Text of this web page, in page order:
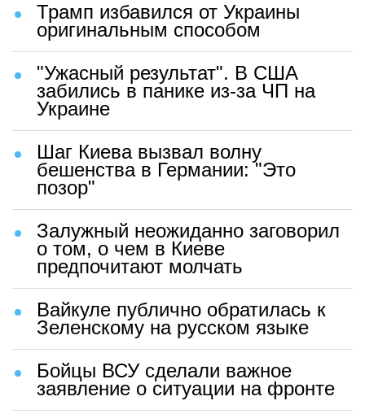
Трамп избавился от Украины
оригинальным способом
"Ужасный результат". В США
забились в панике из-за ЧП на
Украине
Шаг Киева вызвал волну
бешенства в Германии: "Это
позор"
Залужный неожиданно заговорил
о том, о чем в Киеве
предпочитают молчать
Вайкуле публично обратилась к
Зеленскому на русском языке
Бойцы ВСУ сделали важное
заявление о ситуации на фронте